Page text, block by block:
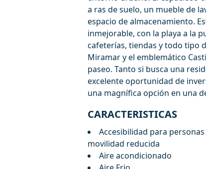
a ras de suelo, un mueble de
espacio de almacenamiento.
inmejorable, con la playa a la
cafeterías, tiendas y todo tipo
Miramar y el emblemático
paseo. Tanto si busca una
excelente oportunidad de
‌una magnífica ‌opción ‌en una
CARACTERISTICAS
Accesibilidad para
movilidad reducida
Aire acondicionado